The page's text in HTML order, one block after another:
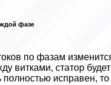
фазе
по фазам
витками, статор
полностью исправен,